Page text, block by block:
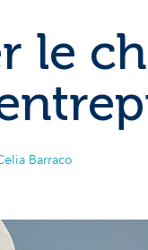
& technologiesÉquipe
Nous
le
Barraco